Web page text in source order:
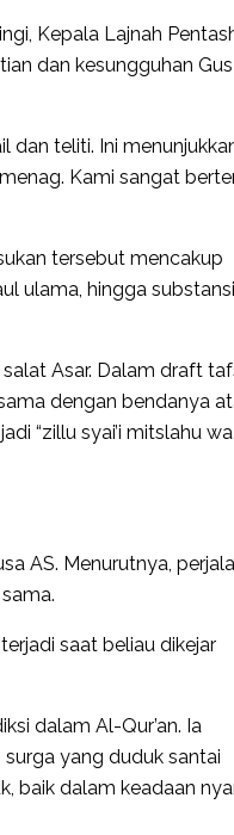
Kepala Lajnah
dan kesungguhan Gus
dan teliti. Ini
Kami sangat
tersebut mencakup
ulama, hingga substansi
Asar. Dalam draft
dengan bendanya
“zillu syai’i mitslahu wa
AS. Menurutnya,
saat beliau dikejar
dalam Al-Qur’an. Ia
yang duduk santai
baik dalam keadaan